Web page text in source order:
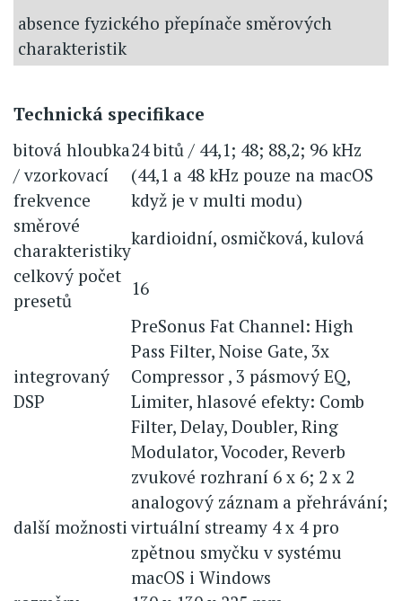
absence fyzického přepínače směrových
charakteristik
Technická specifikace
bitová hloubka
/ vzorkovací
frekvence
24 bitů / 44,1; 48; 88,2; 96 kHz
(44,1 a 48 kHz pouze na macOS
když je v multi modu)
směrové
charakteristiky
kardioidní, osmičková, kulová
celkový počet
presetů
16
integrovaný
DSP
PreSonus Fat Channel: High
Pass Filter, Noise Gate, 3x
Compressor , 3 pásmový EQ,
Limiter, hlasové efekty: Comb
Filter, Delay, Doubler, Ring
Modulator, Vocoder, Reverb
další možnosti
zvukové rozhraní 6 x 6; 2 x 2
analogový záznam a přehrávání;
virtuální streamy 4 x 4 pro
zpětnou smyčku v systému
macOS i Windows